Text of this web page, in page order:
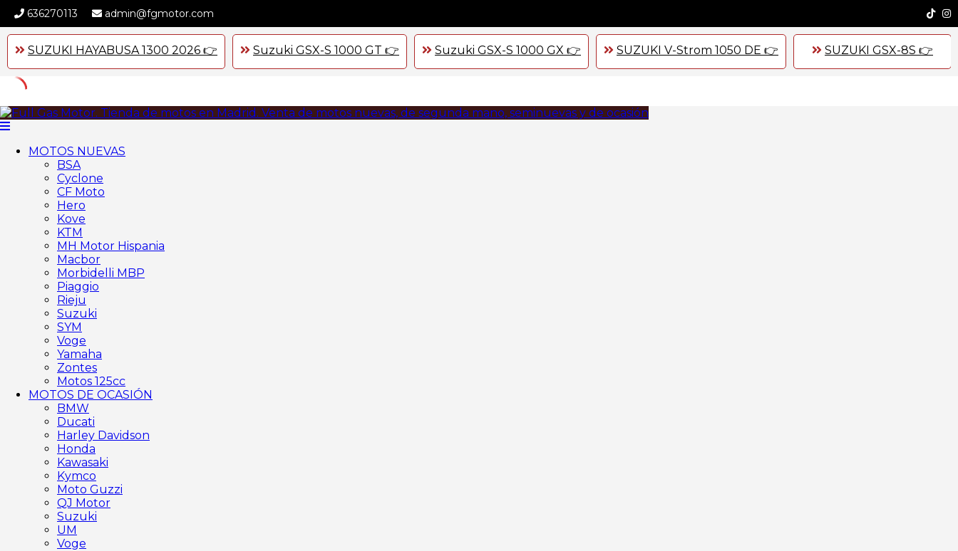
636270113 admin@fgmotor.com
SUZUKI HAYABUSA 1300 2026 👉 Suzuki GSX-S 1000 GT 👉 Suzuki GSX-S 1000 GX 👉 SUZUKI V-Strom 1050 DE 👉 SUZUKI GSX-8S 👉
Skip
to
MOTOS NUEVAS
BSA
Cyclone
CF Moto
Hero
Kove
KTM
MH Motor Hispania
Macbor
Morbidelli MBP
Piaggio
Rieju
Suzuki
SYM
Voge
Yamaha
Zontes
Motos 125cc
MOTOS DE OCASIÓN
BMW
Ducati
Harley Davidson
Honda
Kawasaki
Kymco
Moto Guzzi
QJ Motor
Suzuki
UM
Voge